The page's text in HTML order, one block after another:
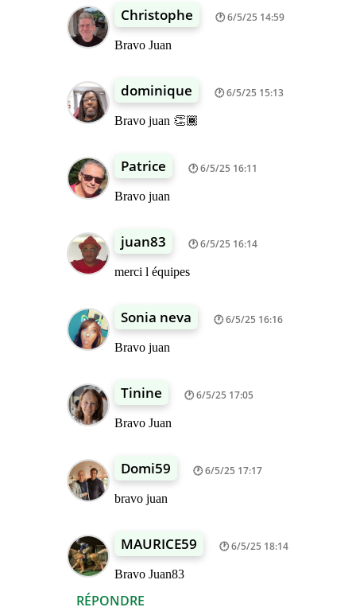
RÉPONDRE
Christophe 6/5/25 14:59
Bravo Juan
dominique 6/5/25 15:13
Bravo juan 👏🏾
Patrice 6/5/25 16:11
Bravo juan
juan83 6/5/25 16:14
merci l équipes
Sonia neva 6/5/25 16:16
Bravo juan
Tinine 6/5/25 17:05
Bravo Juan
Domi59 6/5/25 17:17
bravo juan
MAURICE59 6/5/25 18:14
Bravo Juan83